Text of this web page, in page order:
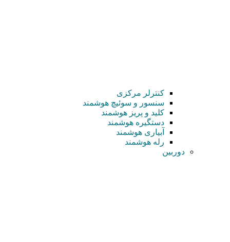
کنترلر مرکزی
سنسور و سوئیچ هوشمند
کلید و پریز هوشمند
دستگیره هوشمند
آبیاری هوشمند
رله هوشمند
دوربین